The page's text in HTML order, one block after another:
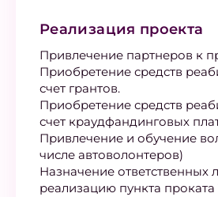
Реализация проекта
Привлечение партнеров к
Приобретение средств
счет грантов.
Приобретение средств
счет краудфандинговых
Привлечение и обучение
числе автоволонтеров)
Назначение ответственных
реализацию пункта